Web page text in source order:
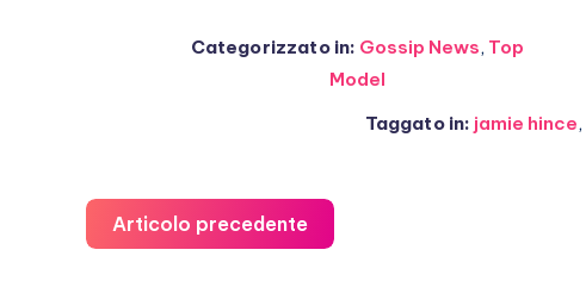
Categorizzato in: Gossip News, Top
Model
Taggato in: jamie hince,
Articolo precedente